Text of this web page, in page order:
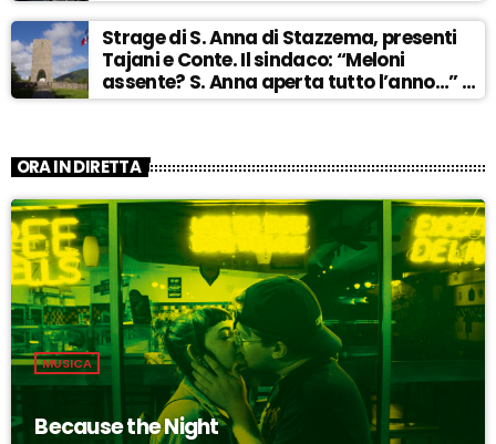
Strage di S. Anna di Stazzema, presenti
Tajani e Conte. Il sindaco: “Meloni
assente? S. Anna aperta tutto l’anno…” –
ASCOLTA
ORA IN DIRETTA
MUSICA
Because the Night